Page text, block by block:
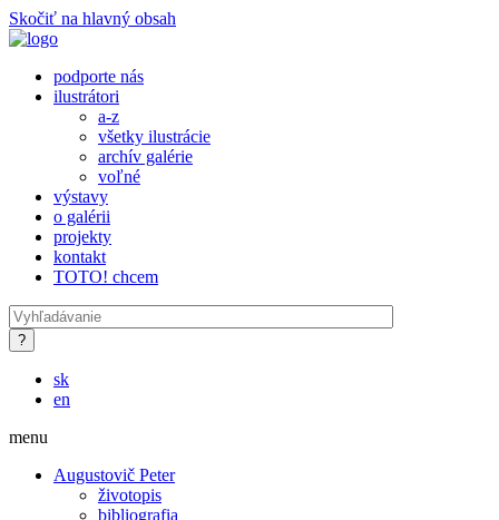
Skočiť na hlavný obsah
podporte nás
ilustrátori
a-z
všetky ilustrácie
archív galérie
voľné
výstavy
o galérii
projekty
kontakt
TOTO! chcem
sk
en
menu
Augustovič Peter
životopis
bibliografia